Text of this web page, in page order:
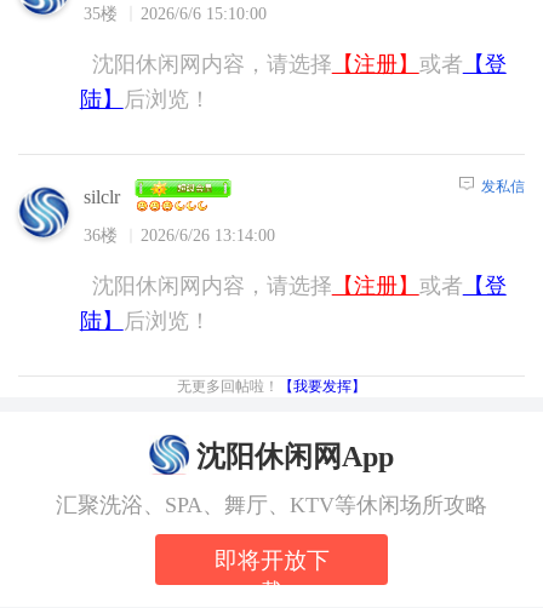
35楼 2026/6/6 15:10:00
沈阳休闲网内容，请选择 【注册】 或者 【登
陆】
后浏览！
silclr
36楼 2026/6/26 13:14:00
发私信
沈阳休闲网内容，请选择 【注册】 或者 【登
陆】
后浏览！
无更多回帖啦！ 【我要发挥】
沈阳休闲网App
汇聚洗浴、SPA、舞厅、KTV等休闲场所攻略
即将开放下
载